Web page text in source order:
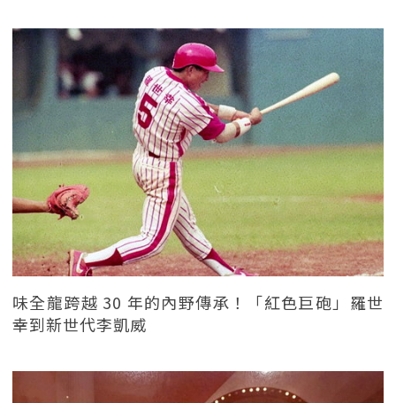
味全龍跨越 30 年的內野傳承！「紅色巨砲」羅世
幸到新世代李凱威